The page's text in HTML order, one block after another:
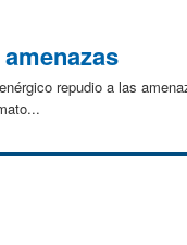
repudio a las